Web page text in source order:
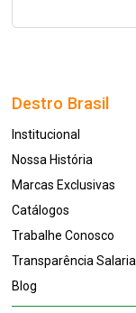
Destro Brasil
Institucional
Nossa História
Marcas Exclusivas
Catálogos
Trabalhe Conosco
Transparência Salarial
Blog